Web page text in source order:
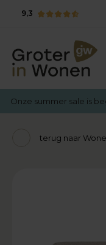
9,3
Onze summer sale is
terug naar